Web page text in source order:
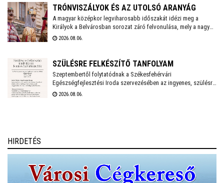
egyedülálló találkozási pontja a művésztanároknak, a fiatal
TRÓNVISZÁLYOK ÉS AZ UTOLSÓ ARANYÁG
A magyar középkor legviharosabb időszakát idézi meg a
Királyok a Belvárosban sorozat záró felvonulása, mely a nagy
hőség miatt a szokásosnál egy órával később, 18 órakor indul
2026.08.06.
SZÜLÉSRE FELKÉSZÍTŐ TANFOLYAM
Szeptembertől folytatódnak a Székesfehérvári
Egészségfejlesztési Iroda szervezésében az ingyenes, szülésre
felkészítő tanfolyamok. Az idei évben még két turnusra lehet
2026.08.06.
HIRDETÉS